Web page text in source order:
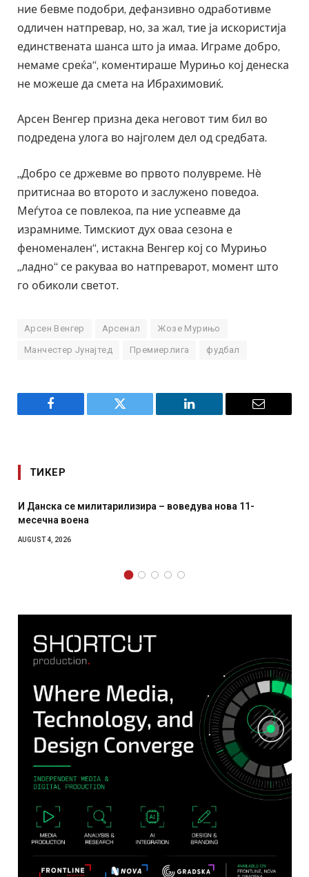
ние бевме подобри, дефанзивно одработивме
одличен натпревар, но, за жал, тие ја искористија
единствената шанса што ја имаа. Играме добро,
немаме среќа“, коментираше Мурињо кој денеска
не можеше да смета на Ибрахимовиќ.
Арсен Венгер призна дека неговот тим бил во
подредена улога во најголем дел од средбата.
„Добро се држевме во првото полувреме. Нè
притиснаа во второто и заслужено поведоа.
Меѓутоа се повлекоа, па ние успеавме да
израмниме. Тимскиот дух оваа сезона е
феноменален“, истакна Венгер кој со Мурињо
„ладно“ се ракуваа во натпреварот, момент што
го обиколи светот.
Арсен Венгер Арсенал Жозе Мурињо
Манчестер Јунајтед Премиерлига фудбал
Facebook Twitter LinkedIn Email
ТИКЕР
– воведува нова 11-
Уште двајца починаа од